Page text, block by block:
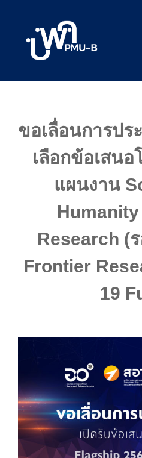
ขอเลื่อนการปร
เลือกข้อเสนอ
แผนงาน
Research (
Frontier
19